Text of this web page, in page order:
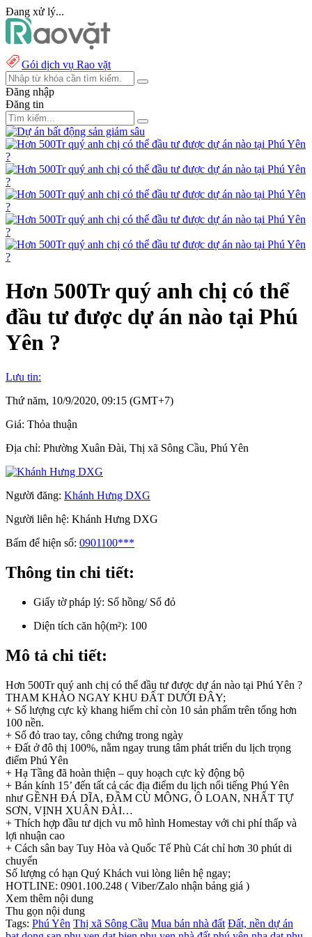
Đang xử lý...
Gói dịch vụ Rao vặt
Đăng nhập
Đăng tin
Hơn 500Tr quý anh chị có thể
đầu tư được dự án nào tại Phú
Yên ?
Lưu tin:
Thứ năm, 10/9/2020, 09:15 (GMT+7)
Giá: Thỏa thuận
Địa chỉ: Phường Xuân Đài, Thị xã Sông Cầu, Phú Yên
Người đăng: Khánh Hưng DXG
Người liên hệ: Khánh Hưng DXG
Bấm để hiện số: 0901100***
Thông tin chi tiết:
Giấy tờ pháp lý: Sổ hồng/ Sổ đỏ
Diện tích căn hộ(m²): 100
Mô tả chi tiết:
Hơn 500Tr quý anh chị có thể đầu tư được dự án nào tại Phú Yên ?
THAM KHẢO NGAY KHU ĐẤT DƯỚI ĐÂY;
+ Số lượng cực kỳ khang hiếm chỉ còn 10 sản phẩm trên tổng hơn
100 nền.
+ Sổ đỏ trao tay, công chứng trong ngày
+ Đất ở đô thị 100%, nằm ngay trung tâm phát triển du lịch trọng
điểm Phú Yên
+ Hạ Tầng đã hoàn thiện – quy hoạch cực kỳ động bộ
+ Bán kính 15’ đến tất cả các địa điểm du lịch nổi tiếng Phú Yên
như GỀNH ĐÁ DĨA, ĐẦM CÙ MÔNG, Ô LOAN, NHẤT TỰ
SƠN, VỊNH XUÂN ĐÀI…
+ Thích hợp đầu tư dịch vu mô hình Homestay với chi phí thấp và
lợi nhuận cao
+ Cách sân bay Tuy Hòa và Quốc Tế Phù Cát chỉ hơn 30 phút di
chuyển
Số lượng có hạn Quý Khách vui lòng liên hệ ngay;
HOTLINE: 0901.100.248 ( Viber/Zalo nhận bảng giá )
Xem thêm nội dung
Thu gọn nội dung
Tags: Phú Yên Thị xã Sông Cầu Mua bán nhà đất Đất, nền dự án